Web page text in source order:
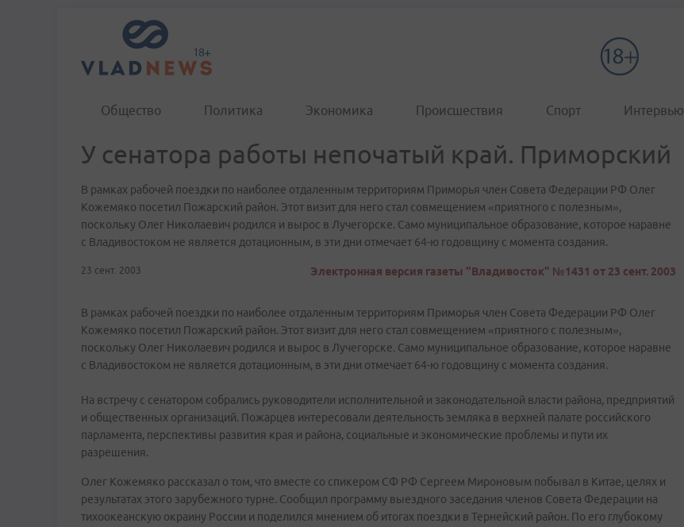
Общество Политика Экономика Происшествия Спорт Интервью
У сенатора работы непочатый край. Приморский
В рамках рабочей поездки по наиболее отдаленным территориям Приморья член Совета Федерации РФ Олег
Кожемяко посетил Пожарский район. Этот визит для него стал совмещением «приятного с полезным»,
поскольку Олег Николаевич родился и вырос в Лучегорске. Само муниципальное образование, которое наравне
с Владивостоком не является дотационным, в эти дни отмечает 64-ю годовщину с момента создания.
23 сент. 2003 Электронная версия газеты "Владивосток" №1431 от 23 сент. 2003
В рамках рабочей поездки по наиболее отдаленным территориям Приморья член Совета Федерации РФ Олег
Кожемяко посетил Пожарский район. Этот визит для него стал совмещением «приятного с полезным»,
поскольку Олег Николаевич родился и вырос в Лучегорске. Само муниципальное образование, которое наравне
с Владивостоком не является дотационным, в эти дни отмечает 64-ю годовщину с момента создания.
На встречу с сенатором собрались руководители исполнительной и законодательной власти района, предприятий
и общественных организаций. Пожарцев интересовали деятельность земляка в верхней палате российского
парламента, перспективы развития края и района, социальные и экономические проблемы и пути их
разрешения.
Олег Кожемяко рассказал о том, что вместе со спикером СФ РФ Сергеем Мироновым побывал в Китае, целях и
результатах этого зарубежного турне. Сообщил программу выездного заседания членов Совета Федерации на
тихоокеанскую окраину России и поделился мнением об итогах поездки в Тернейский район. По его глубокому